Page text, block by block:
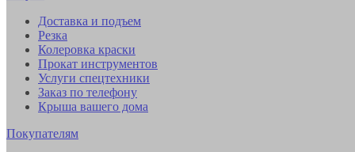
Доставка и подъем
Резка
Колеровка краски
Прокат инструментов
Услуги спецтехники
Заказ по телефону
Крыша вашего дома
Покупателям